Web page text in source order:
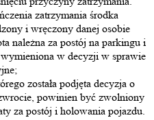
zatrzymania środka
i wręczony danej osobie
należna za postój na parkingu i
w decyzji w sprawie
została podjęta decyzja o
powinien być zwolniony
za postój i holowania pojazdu.